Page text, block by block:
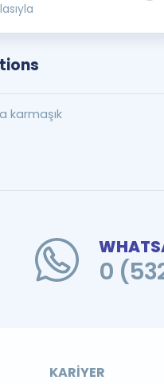
karmaşık
0
KARIYER